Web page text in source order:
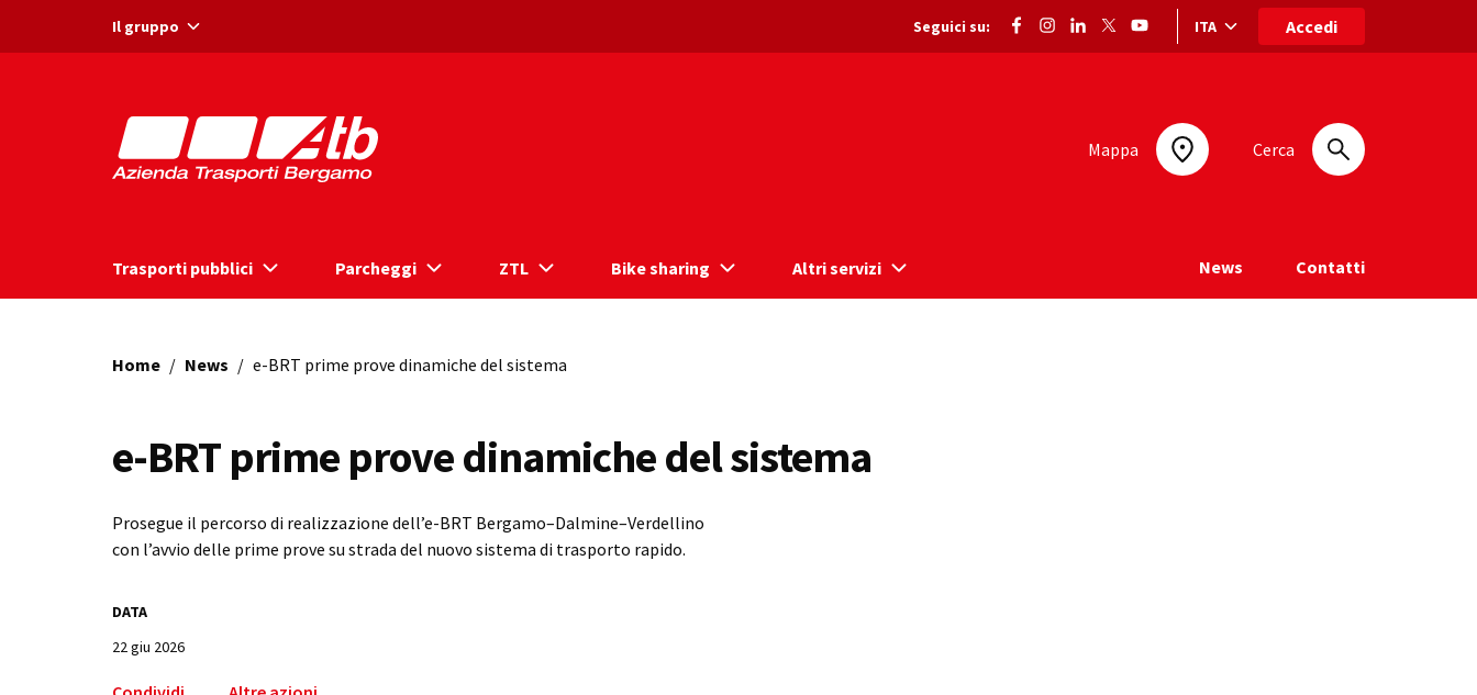
Il gruppo Seguici su: Selezione lingua: lingua selezionata
ITA Accedi
Mappa Cerca
Trasporti pubblici Parcheggi ZTL Bike sharing Altri servizi News Contatti
Home / News / e-BRT prime prove dinamiche del sistema
e-BRT prime prove dinamiche del sistema
Prosegue il percorso di realizzazione dell’e-BRT Bergamo–Dalmine–Verdellino
con l’avvio delle prime prove su strada del nuovo sistema di trasporto rapido.
DATA
22 giu 2026